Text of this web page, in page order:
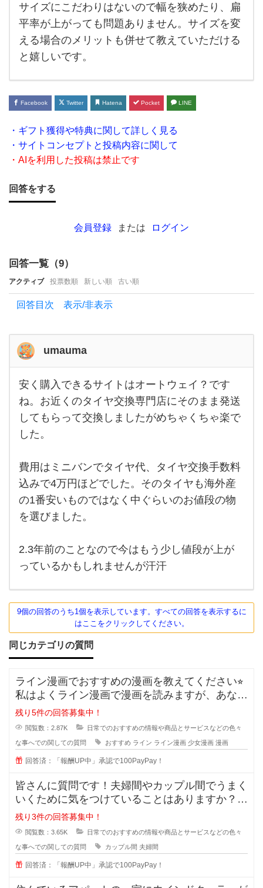
を教
え
て
だ
さ
車を
新車
入し
年目
で
す
タ
イ
ヤ
を一
度も
替え
て
ま
せ
ん。
サイズにこだわりはないので幅を狭めたり、扁
平率が上がっても問題ありません。サイズを変
える場合のメリットも併せて教えていただける
と嬉しいです。
Facebook Twitter Hatena Pocket LINE
・ギフト獲得や特典に関して詳しく見る
・サイトコンセプトと投稿内容に関して
・AIを利用した投稿は禁止です
回答をする
会員登録 または ログイン
回答一覧（9）
アクティブ 投票数順 新しい順 古い順
回答目次 表示/非表示
umauma
安く
購入
でき
るサ
イト
はオ
イ？
です
ね。
お近
くの
タイ
ヤ交
にそ
のま
安く購入できるサイトはオートウェイ？です
ね。お近くのタイヤ交換専門店にそのまま発送
してもらって交換しましたがめちゃくちゃ楽で
した。
費用はミニバンでタイヤ代、タイヤ交換手数料
込みで4万円ほどでした。そのタイヤも海外産
の1番安いものではなく中ぐらいのお値段の物
を選びました。
2.3年前のことなので今はもう少し値段が上が
っているかもしれませんが汗汗
9個の回答のうち1個を表示しています。すべての回答を表示するに
はここをクリックしてください。
同じカテゴリの質問
ライン漫画でおすすめの漫画を教えてください⭐︎
私はよくライン漫画で漫画を読みますが、あなた
のおすすめがあれ
残り5件の回答募集中！
閲覧数：2.87K 日常でのおすすめの情報や商品とサービスなどの色々
な事へでの関しての質問 おすすめ ライン ライン漫画 少女漫画 漫画
回答済：「報酬UP中」承認で100PayPay！
皆さんに質問です！夫婦間やカップル間でうまく
いくために気をつけていることはありますか？
私は夫と結婚10年目ですが
残り3件の回答募集中！
閲覧数：3.65K 日常でのおすすめの情報や商品とサービスなどの色々
な事へでの関しての質問 カップル間 夫婦間
回答済：「報酬UP中」承認で100PayPay！